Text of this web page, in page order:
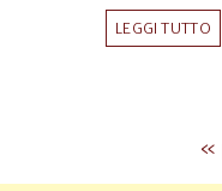
LEGGI TUTTO
«